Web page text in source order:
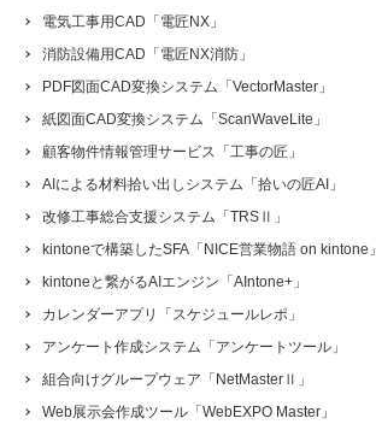
電気工事用CAD「電匠NX」
消防設備用CAD「電匠NX消防」
PDF図面CAD変換システム「VectorMaster」
紙図面CAD変換システム「ScanWaveLite」
顧客物件情報管理サービス「工事の匠」
AIによる材料拾い出しシステム「拾いの匠AI」
改修工事総合支援システム「TRSⅡ」
kintoneで構築したSFA「NICE営業物語 on kintone」
kintoneと繋がるAIエンジン「AIntone+」
カレンダーアプリ「スケジュールレポ」
アンケート作成システム「アンケートツール」
組合向けグループウェア「NetMasterⅡ」
Web展示会作成ツール「WebEXPO Master」